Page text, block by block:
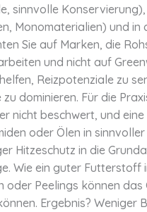
sinnvolle
Monomaterialien) und in
Sie auf Marken, die
und nicht auf
Reizpotenziale zu
dominieren. Für die
nicht beschwert, und
oder Ölen in
Hitzeschutz in die
Wie ein guter Futterstoff
Peelings können das
Ergebnis? Weniger